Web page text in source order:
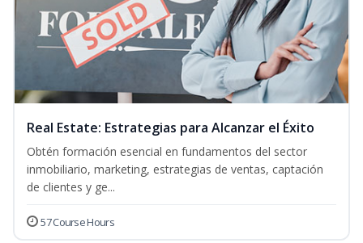
Real Estate: Estrategias para Alcanzar el Éxito
Obtén formación esencial en fundamentos del sector
inmobiliario, marketing, estrategias de ventas, captación
de clientes y ge...
57 Course Hours